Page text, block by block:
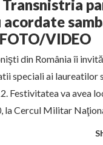
VIDEO
din România îi
speciali ai laureatilor
Festivitatea va avea
la Cercul Militar